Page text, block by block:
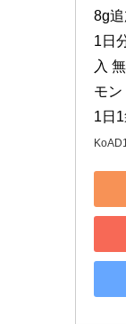
8g
1日
入
モン
1日